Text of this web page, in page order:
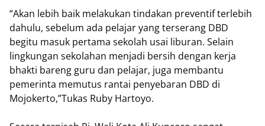
“Akan lebih baik melakukan tindakan preventif terlebih
dahulu, sebelum ada pelajar yang terserang DBD
begitu masuk pertama sekolah usai liburan. Selain
lingkungan sekolahan menjadi bersih dengan kerja
bhakti bareng guru dan pelajar, juga membantu
pemerinta memutus rantai penyebaran DBD di
Mojokerto,”Tukas Ruby Hartoyo.